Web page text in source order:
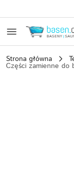
Strona główna
Części zamienne do